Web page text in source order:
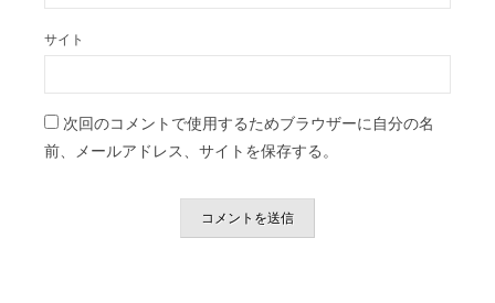
サイト
次回のコメントで使用するためブラウザーに自分の名
前、メールアドレス、サイトを保存する。